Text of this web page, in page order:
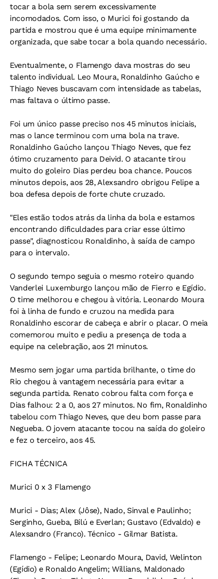
tocar a bola sem serem excessivamente
incomodados. Com isso, o Murici foi gostando da
partida e mostrou que é uma equipe minimamente
organizada, que sabe tocar a bola quando necessário.
Eventualmente, o Flamengo dava mostras do seu
talento individual. Leo Moura, Ronaldinho Gaúcho e
Thiago Neves buscavam com intensidade as tabelas,
mas faltava o último passe.
Foi um único passe preciso nos 45 minutos iniciais,
mas o lance terminou com uma bola na trave.
Ronaldinho Gaúcho lançou Thiago Neves, que fez
ótimo cruzamento para Deivid. O atacante tirou
muito do goleiro Dias perdeu boa chance. Poucos
minutos depois, aos 28, Alexsandro obrigou Felipe a
boa defesa depois de forte chute cruzado.
"Eles estão todos atrás da linha da bola e estamos
encontrando dificuldades para criar esse último
passe", diagnosticou Ronaldinho, à saída de campo
para o intervalo.
O segundo tempo seguia o mesmo roteiro quando
Vanderlei Luxemburgo lançou mão de Fierro e Egídio.
O time melhorou e chegou à vitória. Leonardo Moura
foi à linha de fundo e cruzou na medida para
Ronaldinho escorar de cabeça e abrir o placar. O meia
comemorou muito e pediu a presença de toda a
equipe na celebração, aos 21 minutos.
Mesmo sem jogar uma partida brilhante, o time do
Rio chegou à vantagem necessária para evitar a
segunda partida. Renato cobrou falta com força e
Dias falhou: 2 a 0, aos 27 minutos. No fim, Ronaldinho
tabelou com Thiago Neves, que deu bom passe para
Negueba. O jovem atacante tocou na saída do goleiro
e fez o terceiro, aos 45.
FICHA TÉCNICA
Murici 0 x 3 Flamengo
Murici - Dias; Alex (Jôse), Nado, Sinval e Paulinho;
Serginho, Gueba, Bilú e Everlan; Gustavo (Edvaldo) e
Alexsandro (Franco). Técnico - Gilmar Batista.
Flamengo - Felipe; Leonardo Moura, David, Welinton
(Egídio) e Ronaldo Angelim; Willians, Maldonado